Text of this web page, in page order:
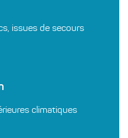
issues de secours
climatiques